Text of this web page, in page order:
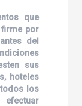
que
por
del
sus
hoteles
los